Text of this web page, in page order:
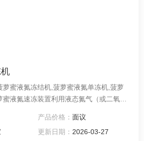
萝蜜液氮冻结机,菠萝蜜液氮单冻机,菠萝
液氮速冻装置利用液态氮气（或二氧化
控制器，配合进口流量控制阀，实现自
约生产成本； 全不锈钢材质制作，增设
产品价格： 面议
更新日期： 2026-03-27